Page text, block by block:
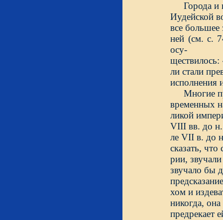
Города и
Иудейской
все большее
ней (см. с.
осу-
ществилось:
ли стали
исполнения
Многие
временных
ликой
VIII вв. до
ле VII в. до
сказать,
рии,
звучало бы
хом и
никогда,
предрекает